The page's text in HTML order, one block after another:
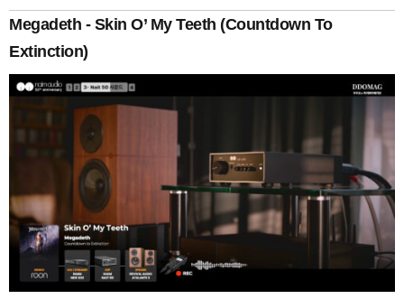
Megadeth - Skin O’ My Teeth (Countdown To
Extinction)